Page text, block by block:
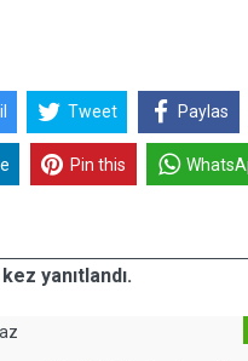
Tweet Paylas
Pin this
yanıtlandı.